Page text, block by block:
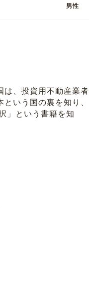
男性
は、投資用不動産業者
いう国の裏を知り、
」という書籍を知